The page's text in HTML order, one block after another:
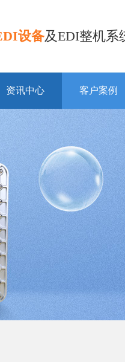
设备及EDI整机系
资讯中心 客户案例